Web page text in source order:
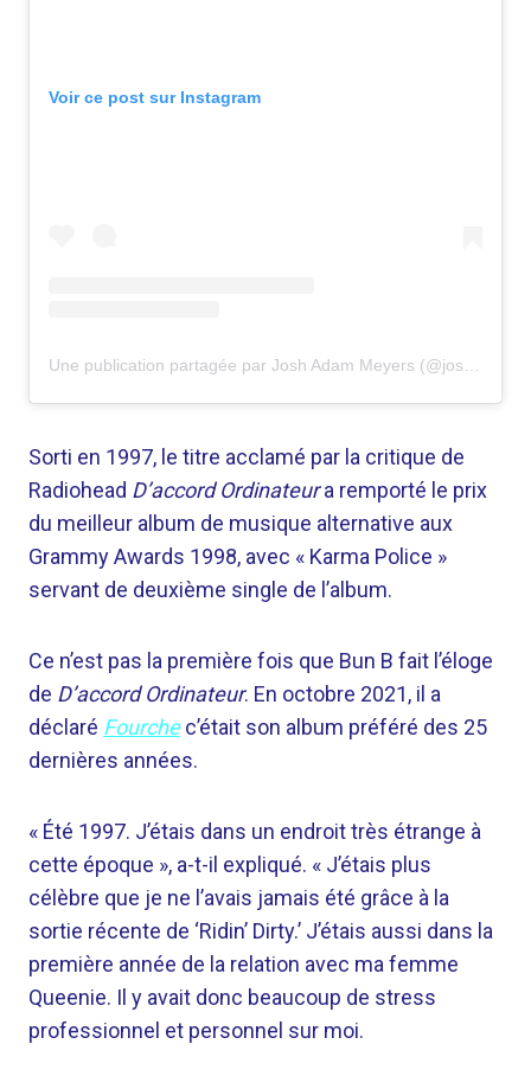
Voir ce post sur Instagram
Sorti en 1997, le titre acclamé par la critique de
Radiohead D’accord Ordinateura remporté le prix
du meilleur album de musique alternative aux
Grammy Awards 1998, avec « Karma Police »
servant de deuxième single de l’album.
Ce n’est pas la première fois que Bun B fait l’éloge
de D’accord Ordinateur. En octobre 2021, il a
déclaré Fourchec’était son album préféré des 25
dernières années.
« Été 1997. J’étais dans un endroit très étrange à
cette époque », a-t-il expliqué. « J’étais plus
célèbre que je ne l’avais jamais été grâce à la
sortie récente de ‘Ridin’ Dirty.’ J’étais aussi dans la
première année de la relation avec ma femme
Queenie. Il y avait donc beaucoup de stress
professionnel et personnel sur moi.